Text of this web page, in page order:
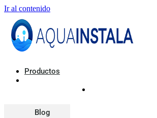
Ir al contenido
Productos
Blog